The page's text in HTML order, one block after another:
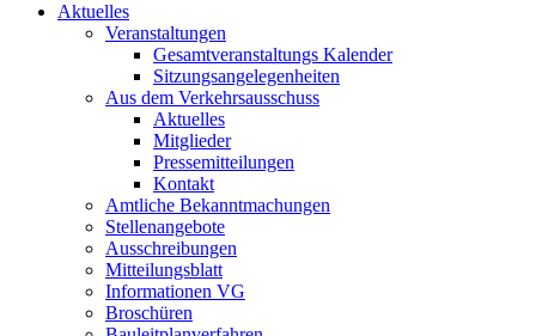
Aktuelles
Veranstaltungen
Gesamtveranstaltungs Kalender
Sitzungsangelegenheiten
Aus dem Verkehrsausschuss
Aktuelles
Mitglieder
Pressemitteilungen
Kontakt
Amtliche Bekanntmachungen
Stellenangebote
Ausschreibungen
Mitteilungsblatt
Informationen VG
Broschüren